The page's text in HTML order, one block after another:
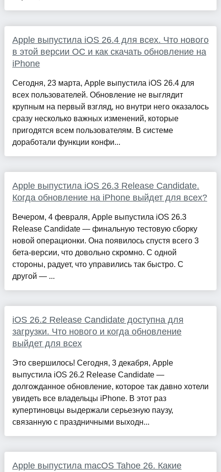
Apple выпустила iOS 26.4 для всех. Что нового
в этой версии ОС и как скачать обновление на
iPhone
Сегодня, 23 марта, Apple выпустила iOS 26.4 для
всех пользователей. Обновление не выглядит
крупным на первый взгляд, но внутри него оказалось
сразу несколько важных изменений, которые
пригодятся всем пользователям. В системе
доработали функции конфи...
Apple выпустила iOS 26.3 Release Candidate.
Когда обновление на iPhone выйдет для всех?
Вечером, 4 февраля, Apple выпустила iOS 26.3
Release Candidate — финальную тестовую сборку
новой операционки. Она появилось спустя всего 3
бета-версии, что довольно скромно. С одной
стороны, радует, что управились так быстро. С
другой — ...
iOS 26.2 Release Candidate доступна для
загрузки. Что нового и когда обновление
выйдет для всех
Это свершилось! Сегодня, 3 декабря, Apple
выпустила iOS 26.2 Release Candidate —
долгожданное обновление, которое так давно хотели
увидеть все владельцы iPhone. В этот раз
купертиновцы выдержали серьезную паузу,
связанную с праздничными выходн...
Apple выпустила macOS Tahoe 26. Какие